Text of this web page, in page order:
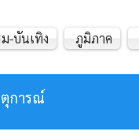
การณ์
-บันเทิง ภูมิภาค